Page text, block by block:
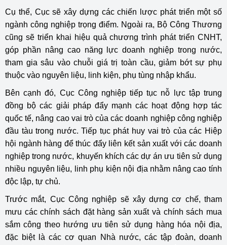
Cụ thể, Cục sẽ xây dựng các chiến lược phát triển một số
ngành công nghiệp trọng điểm. Ngoài ra, Bộ Công Thương
cũng sẽ triển khai hiệu quả chương trình phát triển CNHT,
góp phần nâng cao năng lực doanh nghiệp trong nước,
tham gia sâu vào chuỗi giá trị toàn cầu, giảm bớt sự phụ
thuộc vào nguyên liệu, linh kiện, phụ tùng nhập khẩu.
Bên cạnh đó, Cục Công nghiệp tiếp tục nỗ lực tập trung
đồng bộ các giải pháp đẩy mạnh các hoạt động hợp tác
quốc tế, nâng cao vai trò của các doanh nghiệp công nghiệp
đầu tàu trong nước. Tiếp tục phát huy vai trò của các Hiệp
hội ngành hàng để thúc đẩy liên kết sản xuất với các doanh
nghiệp trong nước, khuyến khích các dự án ưu tiên sử dụng
nhiều nguyên liệu, linh phụ kiện nội địa nhằm nâng cao tính
độc lập, tự chủ.
Trước mắt, Cục Công nghiệp sẽ xây dựng cơ chế, tham
mưu các chính sách đặt hàng sản xuất và chính sách mua
sắm công theo hướng ưu tiên sử dụng hàng hóa nội địa,
đặc biệt là các cơ quan Nhà nước, các tập đoàn, doanh